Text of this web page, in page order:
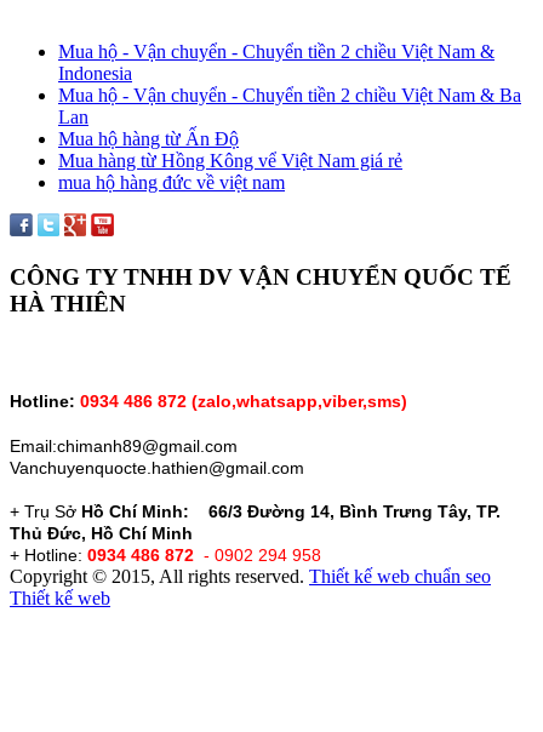
Mua hộ - Vận chuyển - Chuyển tiền 2 chiều Việt Nam &
Indonesia
Mua hộ - Vận chuyển - Chuyển tiền 2 chiều Việt Nam & Ba
Lan
Mua hộ hàng từ Ấn Độ
Mua hàng từ Hồng Kông vể Việt Nam giá rẻ
mua hộ hàng đức về việt nam
CÔNG TY TNHH DV VẬN CHUYỂN QUỐC TẾ
HÀ THIÊN
Hotline: 0934 486 872 (zalo,whatsapp,vỉber,sms)
Email:chimanh89@gmail.com
Vanchuyenquocte.hathien@gmail.com
+ Trụ Sở Hồ Chí Minh: 66/3 Đường 14, Bình Trưng Tây, TP.
Thủ Đức, Hồ Chí Minh
+ Hotline: 0934 486 872 - 0902 294 958
Copyright © 2015, All rights reserved. Thiết kế web chuẩn seo
Thiết kế web